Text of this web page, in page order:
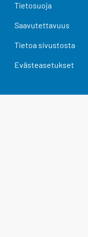
Tietosuoja
Saavutettavuus
Tietoa sivustosta
Evästeasetukset